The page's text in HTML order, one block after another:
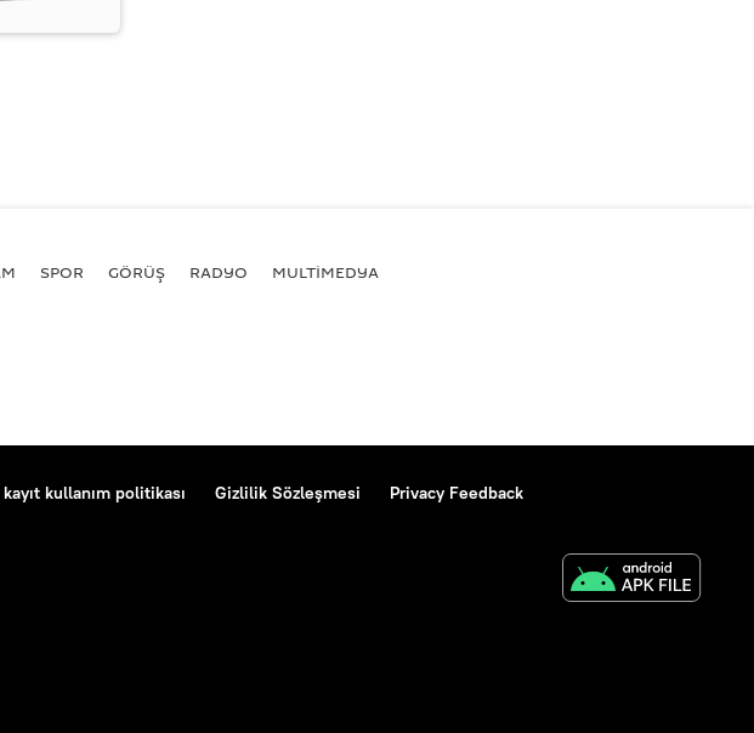
SPOR GÖRÜŞ RADYO MULTİMEDYA
kullanım politikası Gizlilik Sözleşmesi Privacy Feedback